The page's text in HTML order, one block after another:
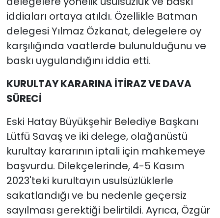
iddiaları ortaya atıldı. Özellikle Batman
delegesi Yılmaz Özkanat, delegelere oy
karşılığında vaatlerde bulunulduğunu ve
baskı uygulandığını iddia etti.
KURULTAY KARARINA İTİRAZ VE DAVA
SÜRECİ
Eski Hatay Büyükşehir Belediye Başkanı
Lütfü Savaş ve iki delege, olağanüstü
kurultay kararının iptali için mahkemeye
başvurdu. Dilekçelerinde, 4-5 Kasım
2023'teki kurultayın usulsüzlüklerle
sakatlandığı ve bu nedenle geçersiz
sayılması gerektiği belirtildi. Ayrıca, Özgür